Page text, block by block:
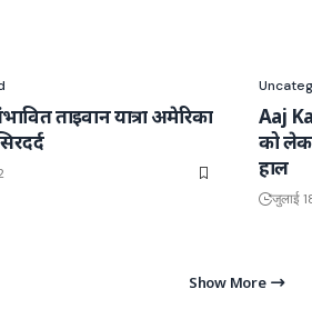
ताइवान यात्रा अमेरिका
Aaj
को
हाल
जुलाई
Show More